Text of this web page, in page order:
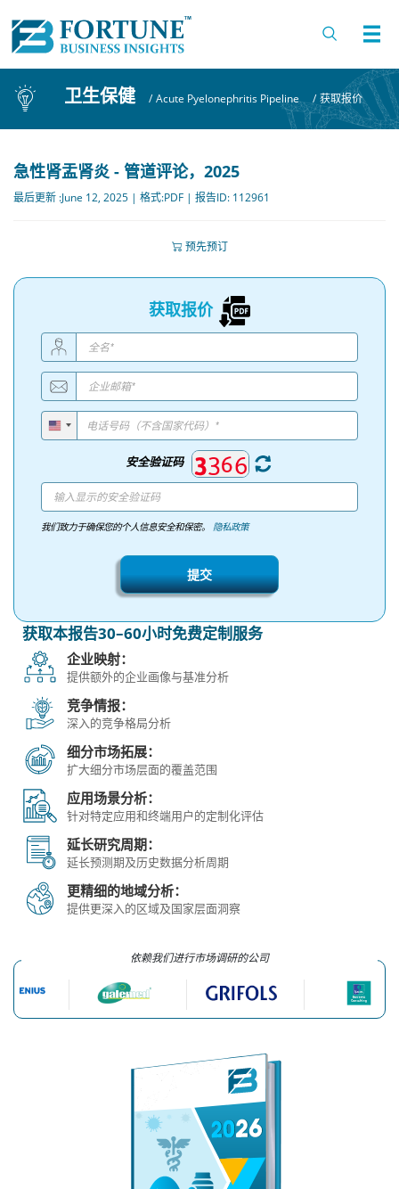
卫生保健 / Acute Pyelonephritis Pipeline / 获取报价
急性肾盂肾炎 - 管道评论，2025
最后更新 :June 12, 2025 | 格式:PDF | 报告ID: 112961
预先预订
获取报价
安全验证码
我们致力于确保您的个人信息安全和保密。 隐私政策
提交
获取本报告30–60小时免费定制服务
企业映射：
提供额外的企业画像与基准分析
竞争情报：
深入的竞争格局分析
细分市场拓展：
扩大细分市场层面的覆盖范围
应用场景分析：
针对特定应用和终端用户的定制化评估
延长研究周期：
延长预测期及历史数据分析周期
更精细的地域分析：
提供更深入的区域及国家层面洞察
依赖我们进行市场调研的公司